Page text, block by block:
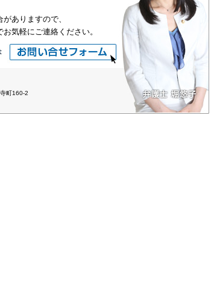
ありますので、
気軽にご連絡ください。
町160-2